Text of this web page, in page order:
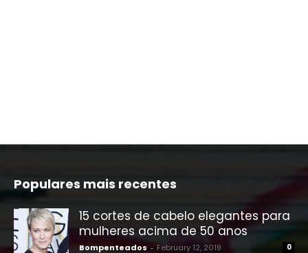
Populares mais recentes
15 cortes de cabelo elegantes para
mulheres acima de 50 anos
Bompenteados - February 12, 2019 0